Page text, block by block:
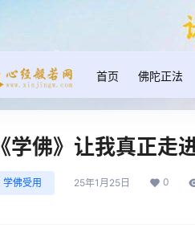
首页 佛陀正法
《学佛》让我真正走
学佛受用 25年1月25日 0